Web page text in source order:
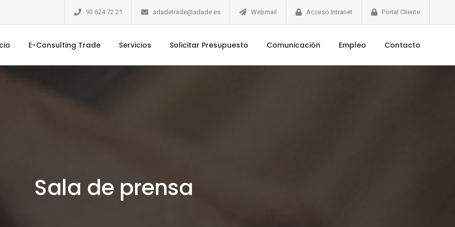
93 624 72 21 adadetrade@adade.es Webmail Acceso Intranet Portal Cliente
E-Consulting Trade Servicios Solicitar Presupuesto Comunicación Empleo Contacto
Sala de prensa